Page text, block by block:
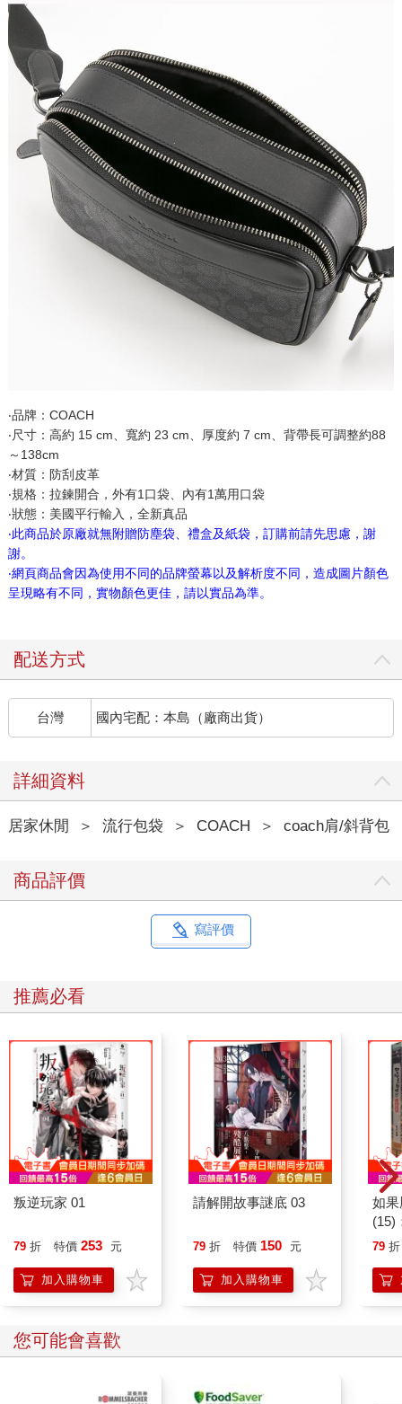
‧品牌：COACH
‧尺寸：高約 15 cm、寬約 23 cm、厚度約 7 cm、背帶長可調整約88
～138cm
‧材質：防刮皮革
‧規格：拉鍊開合，外有1口袋、內有1萬用口袋
‧狀態：美國平行輸入，全新真品
‧此商品於原廠就無附贈防塵袋、禮盒及紙袋，訂購前請先思慮，謝
謝。
‧網頁商品會因為使用不同的品牌螢幕以及解析度不同，造成圖片顏色
呈現略有不同，實物顏色更佳，請以實品為準。
配送方式
台灣 國內宅配：本島（廠商出貨）
詳細資料
居家休閒 ＞ 流行包袋 ＞ COACH ＞ coach肩/斜背包
商品評價
寫評價
推薦必看
叛逆玩家 01
79 折 特價 253 元
加入購物車
請解開故事謎底 03
79 折 特價 150 元
加入購物車
如
(15)
貓
79 折
您可能會喜歡